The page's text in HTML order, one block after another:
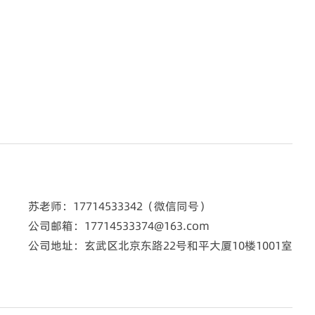
苏老师：17714533342（微信同号）
公司邮箱：17714533374@163.com
公司地址：玄武区北京东路22号和平大厦10楼1001室